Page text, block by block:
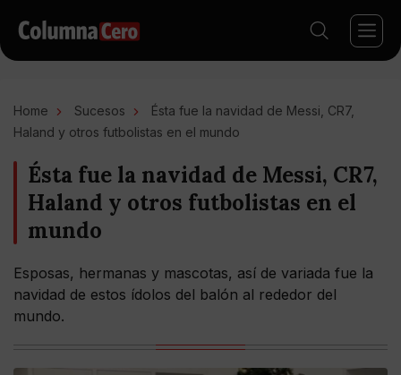
Home Sucesos
Ésta fue la navidad de Messi, CR7,
Haland y otros futbolistas en el mundo
Ésta fue la navidad de Messi, CR7,
Haland y otros futbolistas en el
mundo
Esposas, hermanas y mascotas, así de variada fue la
navidad de estos ídolos del balón al rededor del
mundo.